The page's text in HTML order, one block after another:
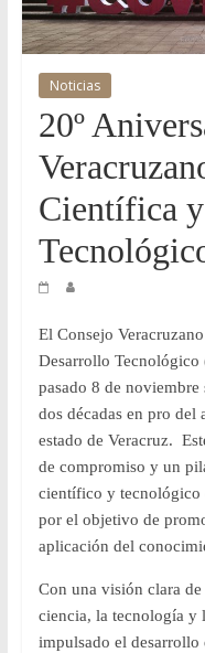
y
Desarrollo
COVEICYDET
Noticias
20º
Científica
El Consejo
Desarrollo
pasado 8 de noviembre
dos décadas en pro
estado de Veracruz.
de compromiso y un
científico y tecnológico
por el objetivo de
aplicación del
Con una visión clara
ciencia, la tecnología
impulsado el